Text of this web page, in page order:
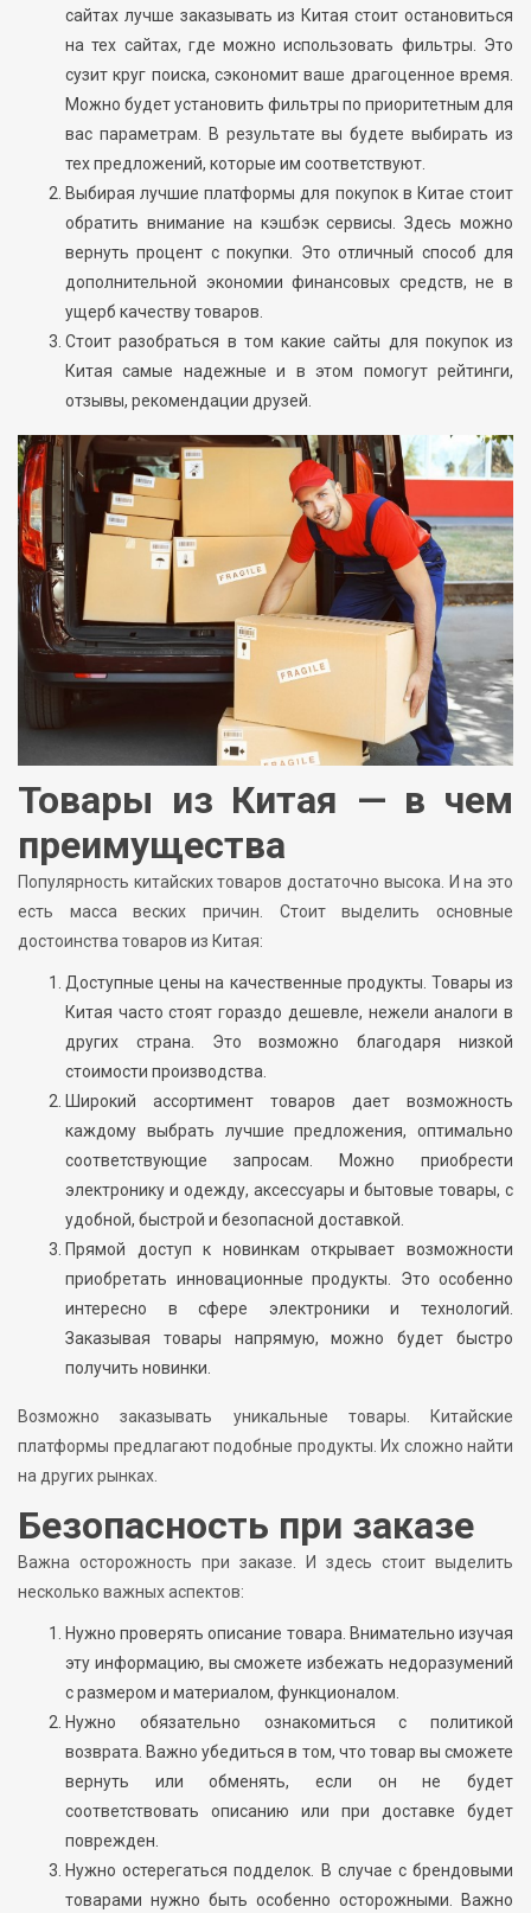
сайтах лучше заказывать из Китая стоит остановиться
на тех сайтах, где можно использовать фильтры. Это
сузит круг поиска, сэкономит ваше драгоценное время.
Можно будет установить фильтры по приоритетным для
вас параметрам. В результате вы будете выбирать из
тех предложений, которые им соответствуют.
Выбирая лучшие платформы для покупок в Китае стоит
обратить внимание на кэшбэк сервисы. Здесь можно
вернуть процент с покупки. Это отличный способ для
дополнительной экономии финансовых средств, не в
ущерб качеству товаров.
Стоит разобраться в том какие сайты для покупок из
Китая самые надежные и в этом помогут рейтинги,
отзывы, рекомендации друзей.
Товары из Китая — в чем
преимущества
Популярность китайских товаров достаточно высока. И на это
есть масса веских причин. Стоит выделить основные
достоинства товаров из Китая:
Доступные цены на качественные продукты. Товары из
Китая часто стоят гораздо дешевле, нежели аналоги в
других страна. Это возможно благодаря низкой
стоимости производства.
Широкий ассортимент товаров дает возможность
каждому выбрать лучшие предложения, оптимально
соответствующие запросам. Можно приобрести
электронику и одежду, аксессуары и бытовые товары, с
удобной, быстрой и безопасной доставкой.
Прямой доступ к новинкам открывает возможности
приобретать инновационные продукты. Это особенно
интересно в сфере электроники и технологий.
Заказывая товары напрямую, можно будет быстро
получить новинки.
Возможно заказывать уникальные товары. Китайские
платформы предлагают подобные продукты. Их сложно найти
на других рынках.
Безопасность при заказе
Важна осторожность при заказе. И здесь стоит выделить
несколько важных аспектов:
Нужно проверять описание товара. Внимательно изучая
эту информацию, вы сможете избежать недоразумений
с размером и материалом, функционалом.
Нужно обязательно ознакомиться с политикой
возврата. Важно убедиться в том, что товар вы сможете
вернуть или обменять, если он не будет
соответствовать описанию или при доставке будет
поврежден.
Нужно остерегаться подделок. В случае с брендовыми
товарами нужно быть особенно осторожными. Важно